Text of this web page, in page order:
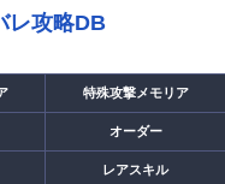
レ攻略DB
特殊攻撃メモリア
オーダー
レアスキル